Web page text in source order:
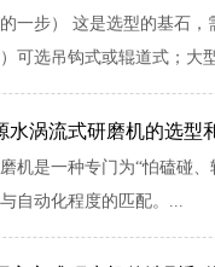
的一步） 这是选型的基石
）可选吊钩式或辊道式；大
水涡流式研磨机的选型
机是一种专门为“怕磕碰
自动化程度的匹配。...